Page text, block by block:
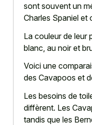
sont souvent un
Charles Spaniel et
La couleur de leur
blanc, au noir et
Voici une
des Cavapoos et
Les besoins de
diffèrent. Les
tandis que les